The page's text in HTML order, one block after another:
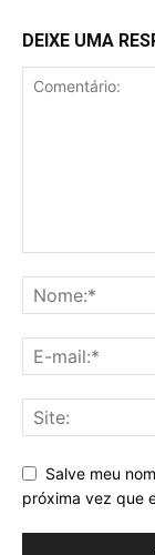
DEIXE UMA
Salve meu
próxima vez que